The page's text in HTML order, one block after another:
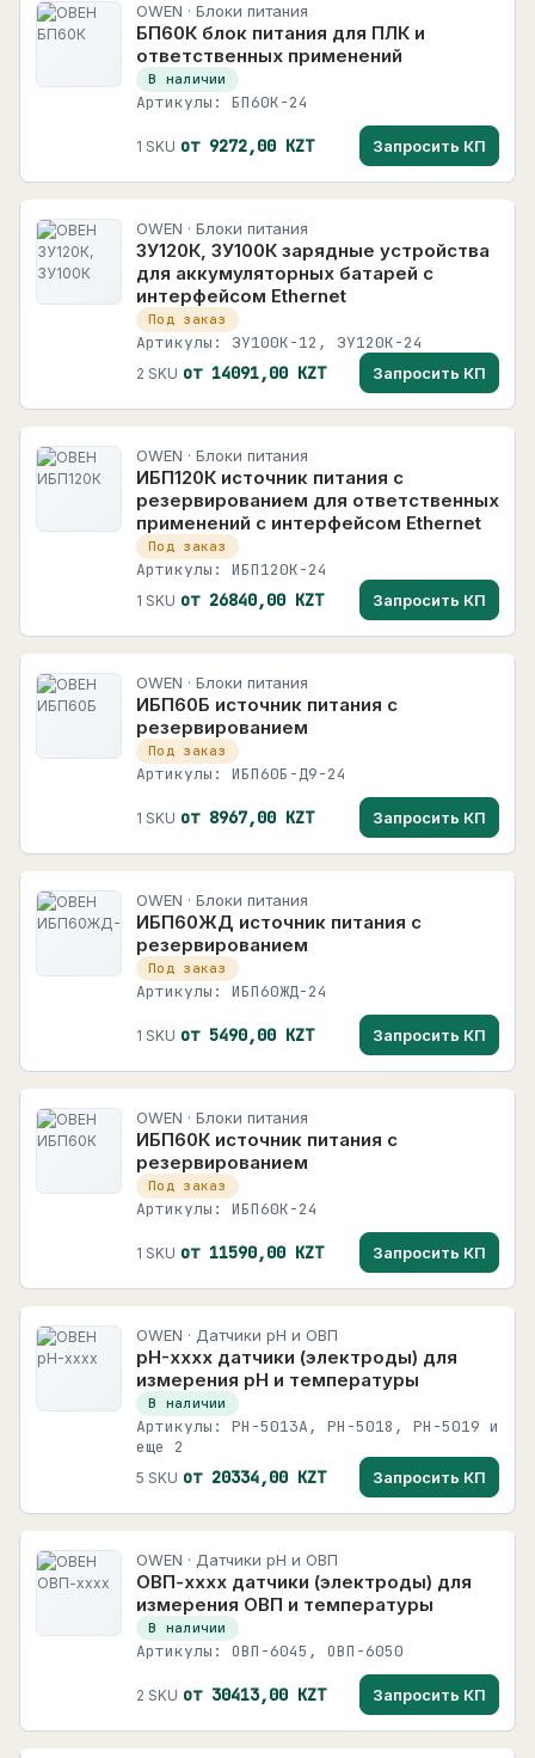
OWEN · Блоки питания
БП60К блок питания для ПЛК и
ответственных применений
В наличии
Артикулы: БП60К-24
1 SKU от 9272,00 KZT Запросить КП
OWEN · Блоки питания
ЗУ120К, ЗУ100К зарядные устройства
для аккумуляторных батарей с
интерфейсом Ethernet
Под заказ
Артикулы: ЗУ100К-12, ЗУ120К-24
2 SKU от 14091,00 KZT Запросить КП
OWEN · Блоки питания
ИБП120К источник питания с
резервированием для ответственных
применений с интерфейсом Ethernet
Под заказ
Артикулы: ИБП120К-24
1 SKU от 26840,00 KZT Запросить КП
OWEN · Блоки питания
ИБП60Б источник питания с
резервированием
Под заказ
Артикулы: ИБП60Б-Д9-24
1 SKU от 8967,00 KZT Запросить КП
OWEN · Блоки питания
ИБП60ЖД источник питания с
резервированием
Под заказ
Артикулы: ИБП60ЖД-24
1 SKU от 5490,00 KZT Запросить КП
OWEN · Блоки питания
ИБП60К источник питания с
резервированием
Под заказ
Артикулы: ИБП60К-24
1 SKU от 11590,00 KZT Запросить КП
OWEN · Датчики pH и ОВП
pH-хххх датчики (электроды) для
измерения pH и температуры
В наличии
Артикулы: PH-5013A, PH-5018, PH-5019 и
еще 2
5 SKU от 20334,00 KZT Запросить КП
OWEN · Датчики pH и ОВП
ОВП-хххх датчики (электроды) для
измерения ОВП и температуры
В наличии
Артикулы: ОВП-6045, ОВП-6050
2 SKU от 30413,00 KZT Запросить КП